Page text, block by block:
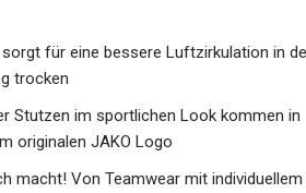
sorgt für eine bessere Luftzirkulation in
trocken
Stutzen im sportlichen Look kommen in
originalen JAKO Logo
macht! Von Teamwear mit individuellem